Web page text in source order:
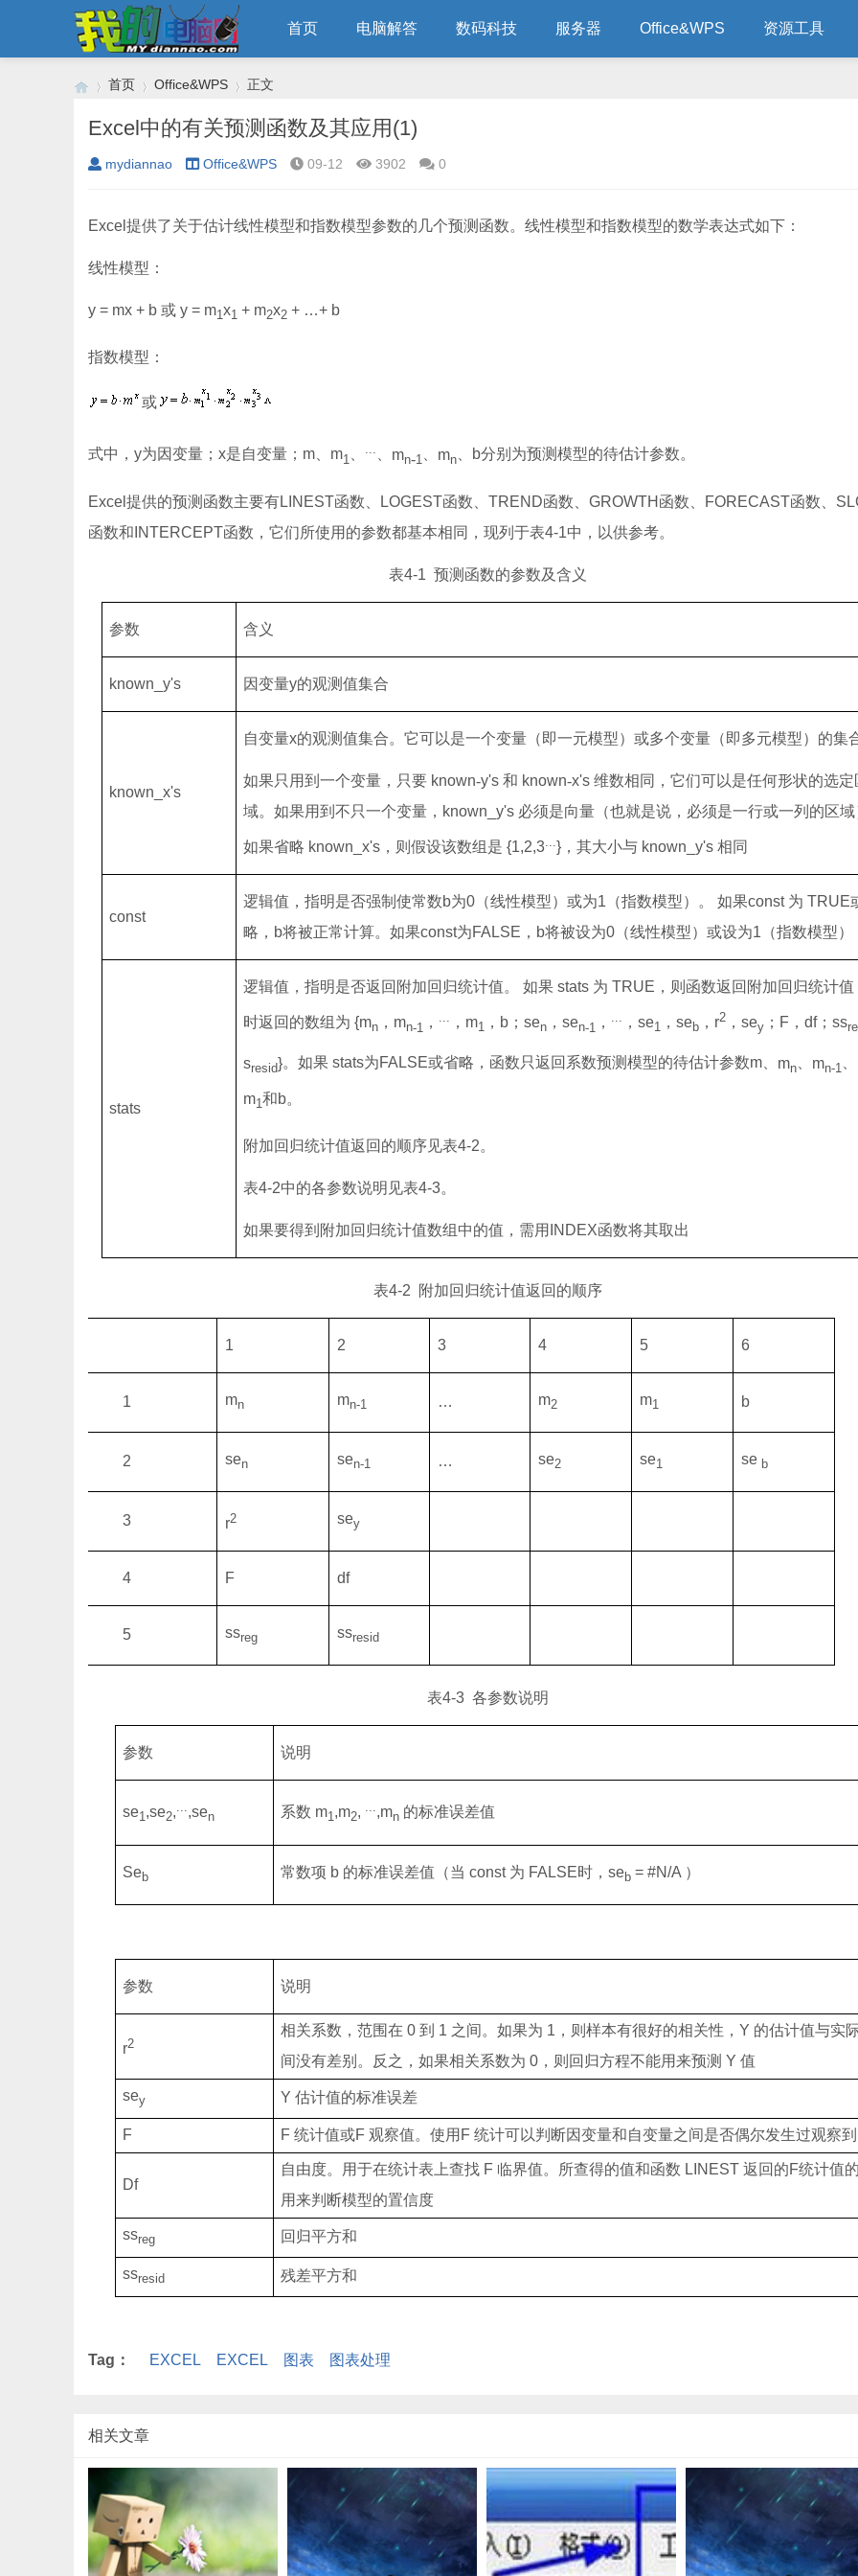
首页 电脑解答 数码科技 服务器 Office&WPS 资源工具
›
首页
›
Office&WPS
›
正文
Excel中的有关预测函数及其应用(1)
mydiannao Office&WPS 09-12 3902 0
Excel 提供了关于估计线性模型和指数模型参数的几个预测函数。线性模型和指数模型的数学表达式如下：
线性模型：
y = mx + b 或 y = m1x1 + m2x2 + …+ b
指数模型：
或
式中， y为因变量； x是自变量； m、 m1 、 ... 、 mn-1 、 mn、 b分别为预测模型的待估计参数。
Excel 提供的预测函数主要有LINEST函数、 LOGEST函数、 TREND函数、 GROWTH 函数、 FORECAST函数、
函数和 INTERCEPT函数，它们所使用的参数都基本相同，现列于表4-1中，以供参考。
表4-1 预测函数的参数及含义
参数 含义
known_y's 因变量y的观测值集合
known_x's
自变量x的观测值集合。它可以是一个变量（即一元模型）或多个变量（即多元模型）的集
如果只用到一个变量，只要 known-y's和 known-x's维数相同，它们可以是任何形状的选定
域。如果用到不只一个变量， known_y's 必须是向量（也就是说，必须是一行或一列的区
如果省略 known_x's ，则假设该数组是 {1,2,3 ...} ，其大小与 known_y's相同
const
逻辑值，指明是否强制使常数b为0 （线性模型）或为1 （指数模型）。 如果const 为 TRUE
略， b将被正常计算。如果const为FALSE ， b将被设为0 （线性模型）或设为1 （指数模型）
stats
逻辑值，指明是否返回附加回归统计值。 如果 stats 为 TRUE ，则函数返回附加回归统计
时返回的数组为 {mn ， mn-1 ， ， m1 ， b ；sen ，sen-1 ， ，se1 ，seb ， r2 ，sey ； F ，df；ss
sresid}。如果 stats为FALSE或省略，函数只返回系数预测模型的待估计参数m、 mn、 mn-1 、
m1和b。
附加回归统计值返回的顺序见表4-2。
表4-2中的各参数说明见表4-3。
如果要得到附加回归统计值数组中的值，需用 INDEX函数将其取出
表4-2 附加回归统计值返回的顺序
1 2 3 4 5 6
1 mn mn-1 … m2 m1 b
2 sen sen-1 … se2 se1 seb
3 r2 sey
4 F df
5 ssreg ssresid
表4-3 各参数说明
参数 说明
se1,se2, ,sen 系数 m1,m2, ,mn 的标准误差值
Seb 常数项 b 的标准误差值（当 const 为 FALSE时，seb = #N/A ）
参数 说明
r2
相关系数，范围在 0到 1 之间。如果为 1 ，则样本有很好的相关性，Y 的估计值与实
间没有差别。反之，如果相关系数为 0 ，则回归方程不能用来预测 Y值
sey Y估计值的标准误差
F F统计值或F观察值。使用 F统计可以判断因变量和自变量之间是否偶尔发生过观察
Df
自由度。用于在统计表上查找 F 临界值。所查得的值和函数 LINEST返回的F统计值
用来判断模型的置信度
ssreg 回归平方和
ssresid 残差平方和
Tag： EXCEL EXCEL 图表 图表处理
相关文章